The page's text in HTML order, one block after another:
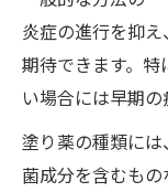
炎症の進行を抑
期待できます。
い場合には早期の
塗り薬の種類に
菌成分を含むも